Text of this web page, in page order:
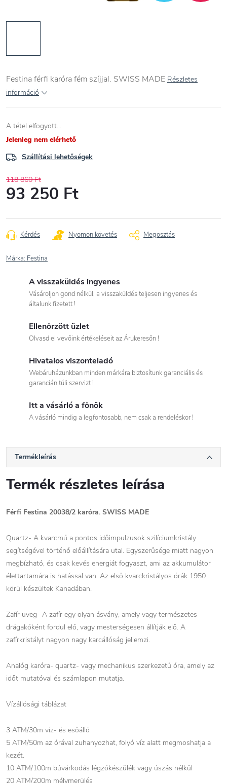
Festina férfi karóra fém szíjjal. SWISS MADE Részletes
információ
A tétel elfogyott…
Jelenleg nem elérhető
Szállítási lehetőségek
118 860 Ft
93 250 Ft
Kérdés Nyomon követés Megosztás
Márka: Festina
A visszaküldés ingyenes
Vásároljon gond nélkül, a visszaküldés teljesen ingyenes és
általunk fizetett !
Ellenőrzött üzlet
Olvasd el vevőink értékeléseit az Árukeresőn !
Hivatalos viszonteladó
Webáruházunkban minden márkára biztosítunk garanciális és
garancián túli szervizt !
Itt a vásárló a főnök
A vásárló mindig a legfontosabb, nem csak a rendeléskor !
Termékleírás
Termék részletes leírása
Férfi Festina 20038/2 karóra. SWISS MADE
Quartz- A kvarcmű a pontos időimpulzusok szilíciumkristály
segítségével történő előállítására utal. Egyszerűsége miatt nagyon
megbízható, és csak kevés energiát fogyaszt, ami az akkumulátor
élettartamára is hatással van. Az első kvarckristályos órák 1950
körül készültek Kanadában.
Zafír uveg- A zafír egy olyan ásvány, amely vagy természetes
drágakőként fordul elő, vagy mesterségesen állítják elő. A
zafírkristályt nagyon nagy karcállóság jellemzi.
Analóg karóra- quartz- vagy mechanikus szerkezetű óra, amely az
időt mutatóval és számlapon mutatja.
Vízállósági táblázat
3 ATM/30m víz- és esőálló
5 ATM/50m az órával zuhanyozhat, folyó víz alatt megmoshatja a
kezét.
10 ATM/100m búvárkodás légzőkészülék vagy úszás nélkül
20 ATM/200m mélymerülés